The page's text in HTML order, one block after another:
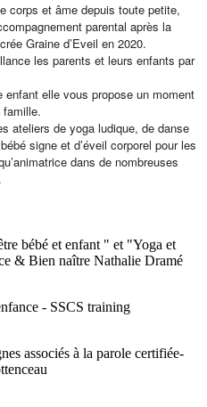
corps et âme depuis toute petite,
parental après la
Graine d’Eveil en 2020.
les parents et leurs enfants par
elle vous propose un moment
famille.
ateliers de yoga ludique, de danse
bébé signe et d’éveil corporel pour les
dans de nombreuses
bébé et enfant " et "Yoga et
& Bien naître Nathalie Dramé
- SSCS training
associés à la parole certifiée-